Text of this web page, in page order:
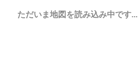
ただいま地図を読み込み中です...